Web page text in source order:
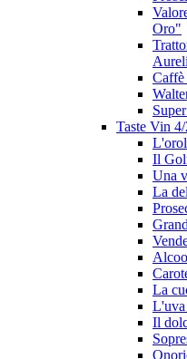
Oro"
Taste Vin 4/
Il
Una
La
La
L'uva
Il